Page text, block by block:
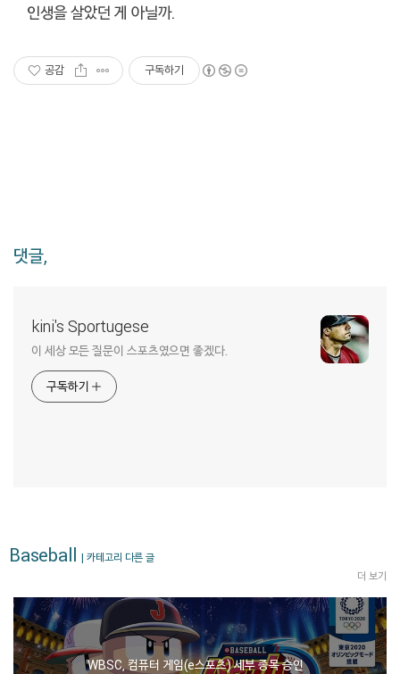
인생을 살았던 게 아닐까.
공감 구독하기
댓글,
kini's Sportugese
이 세상 모든 질문이 스포츠였으면 좋겠다.
구독하기
Baseball | 카테고리 다른 글
더 보기
WBSC, 컴퓨터 게임(e스포츠) 세부 종목 승인